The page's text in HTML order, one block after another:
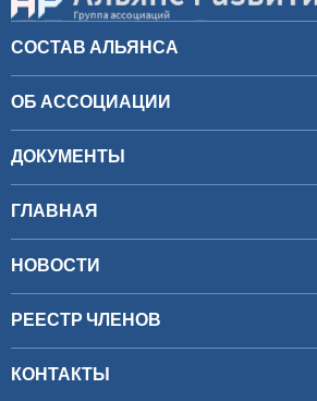
СОСТАВ АЛЬЯНСА
ОБ АССОЦИАЦИИ
ДОКУМЕНТЫ
ГЛАВНАЯ
НОВОСТИ
РЕЕСТР ЧЛЕНОВ
КОНТАКТЫ